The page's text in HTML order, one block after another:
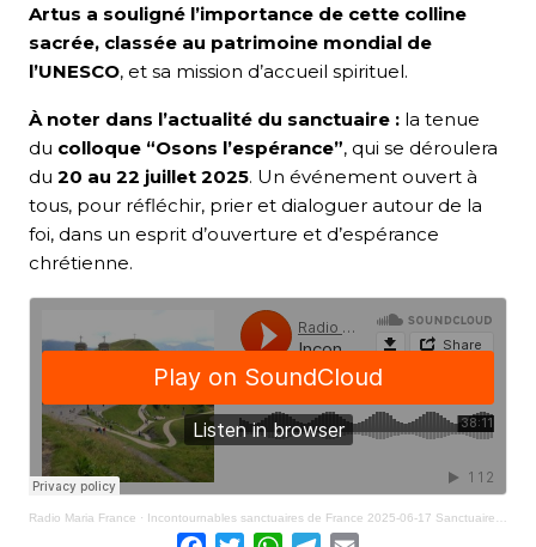
Artus a souligné l’importance de cette colline
sacrée, classée au patrimoine mondial de
l’UNESCO, et sa mission d’accueil spirituel.
À noter dans l’actualité du sanctuaire : la tenue
du colloque “Osons l’espérance”, qui se déroulera
du 20 au 22 juillet 2025. Un événement ouvert à
tous, pour réfléchir, prier et dialoguer autour de la
foi, dans un esprit d’ouverture et d’espérance
chrétienne.
Radio Maria France · Incontournables sanctuaires de France 2025-06-17 Sanctuaire de Vézelay